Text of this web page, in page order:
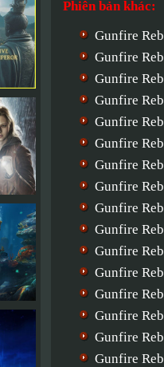
Phiên bản khác:
Gunfire
Gunfire
Gunfire
Gunfire
Gunfire
Gunfire
Gunfire
Gunfire
Gunfire
Gunfire
Gunfire
Gunfire
Gunfire
Gunfire
Gunfire
Gunfire